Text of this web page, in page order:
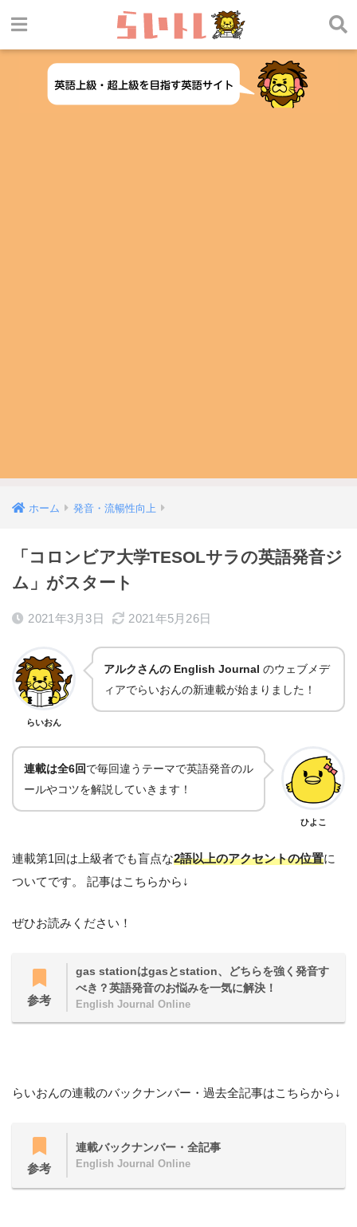
ホーム 発音・流暢性向上
「コロンビア大学TESOLサラの英語発音ジ
ム」がスタート
2021年3月3日 2021年5月26日
らいおん
アルクさんの English Journal のウェブメデ
ィアでらいおんの新連載が始まりました！
連載は全6回で毎回違うテーマで英語発音のル
ールやコツを解説していきます！
ひよこ
連載第1回は上級者でも盲点な2語以上のアクセントの位置に
ついてです。 記事はこちらから↓
ぜひお読みください！
参考
gas stationはgasとstation、どちらを強く発音す
べき？英語発音のお悩みを一気に解決！
English Journal Online
らいおんの連載のバックナンバー・過去全記事はこちらから↓
参考
連載バックナンバー・全記事
English Journal Online